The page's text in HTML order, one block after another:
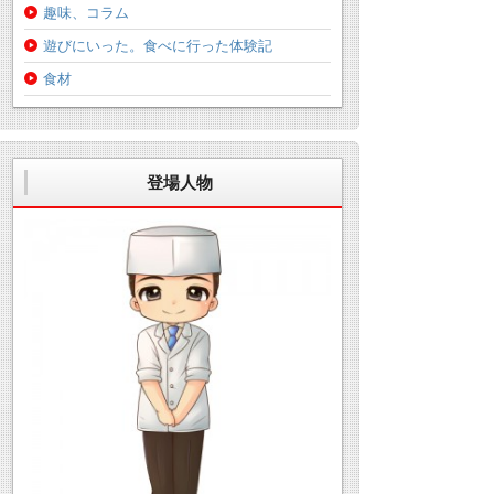
趣味、コラム
遊びにいった。食べに行った体験記
食材
登場人物